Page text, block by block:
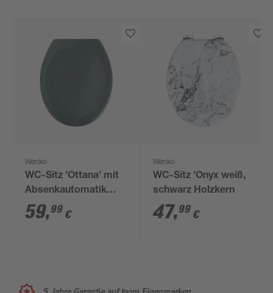
Wenko
WC-Sitz 'Ottana' mit
Absenkautomatik
dunkelgrau Duroplast
59,99 €
Wenko
WC-Sitz 'Onyx weiß,
schwarz Holzkern
47,99 €